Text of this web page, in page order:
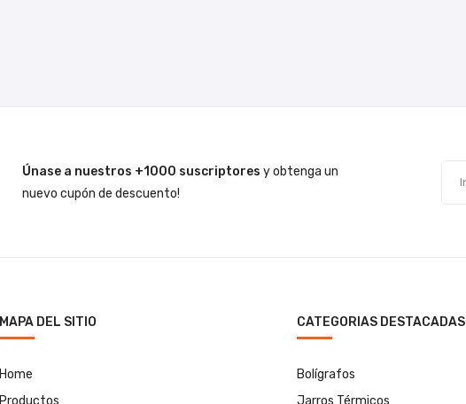
Únase a nuestros +1000 suscriptores y obtenga un
nuevo cupón de descuento!
MAPA DEL SITIO
Home
CATEGORIAS DESTACADAS
Bolígrafos